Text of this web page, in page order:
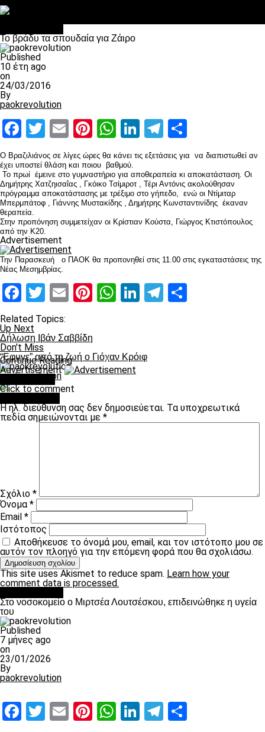
Το βράδυ τα σπουδαία για Ζάιρο
Published
10 έτη ago
on
24/03/2016
By
paokrevolution
Facebook
Twitter
EmailPinterest
WhatsApp
LinkedIn
Telegram
Ο Βραζιλιάνος σε λίγες ώρες θα κάνει τις εξετάσεις για να διαπιστωθεί αν
έχει υποστεί θλάση και ποιου βαθμού.
Το πρωί έμεινε στο γυμναστήριο για αποθεραπεία κι αποκατάσταση. Οι
Δημήτρης Χατζηισαΐας , Γκόικο Τσίμιροτ , Τέρι Αντόνις ακολούθησαν
πρόγραμμα αποκατάστασης με τρέξιμο στο γήπεδο, ενώ οι Ντίμιταρ
Μπερμπάτοφ , Γιάννης Μυστακίδης , Δημήτρης Κωνσταντινίδης έκαναν
θεραπεία.
Στην προπόνηση συμμετείχαν οι Κρίστιαν Κούστα, Γιώργος Κτιστόπουλος
από την Κ20.
Advertisement
Την Παρασκευή ο ΠΑΟΚ θα προπονηθεί στις 11.00 στις εγκαταστάσεις της
Νέας Μεσημβρίας.
Facebook
Twitter
EmailPinterest
WhatsApp
LinkedIn
Telegram
Related Topics:
Up Next
Δήλωση Ιβάν Σαββίδη
Don't Miss
“Εφυγε” από τη ζωή ο Γιόχαν Κρόιφ
paokrevolution
Continue Reading
Advertisement
Click to comment
Η ηλ. διεύθυνση σας δεν δημοσιεύεται. Τα υποχρεωτικά
πεδία σημειώνονται με *
Σχόλιο *
Όνομα*
Email *
Ιστότοπος
Αποθήκευσε το όνομά μου, email, και τον ιστότοπο μου σε
αυτόν τον πλοηγό για την επόμενη φορά που θα σχολιάσω.
This site uses Akismet to reduce spam. Learn how your
comment data is processed.
Στο νοσοκομείο ο Μιρτσέα Λουτσέσκου, επιδεινώθηκε η υγεία
του
Published
7 μήνες ago
on
23/01/2026
By
paokrevolution
Facebook
Twitter
EmailPinterest
WhatsApp
LinkedIn
Telegram